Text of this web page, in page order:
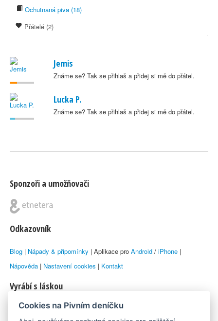
Ochutnaná piva (18)
Přátelé (2)
Jemis
Známe se? Tak se přihlaš a přidej si mě do přátel.
Lucka P.
Známe se? Tak se přihlaš a přidej si mě do přátel.
Sponzoři a umožňovači
Odkazovník
Blog | Nápady & připomínky | Aplikace pro Android / iPhone |
Nápověda | Nastavení cookies | Kontakt
Vyrábí s láskou
© 2010–2026 byLukáš Zemanaka Emka
Cookies na Pivním deníčku